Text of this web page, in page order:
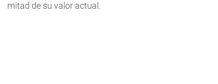
mitad de su valor actual.